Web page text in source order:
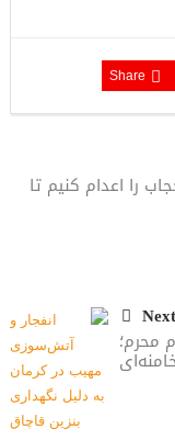
Share
را اعدام کنیم تا
Next
محرم؛